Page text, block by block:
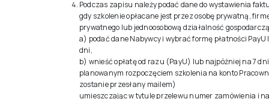
Podczas zapisu należy podać dane do wystawienia
gdy szkolenie opłacane jest przez osobę prywatną,
prywatnego lub jednoosobową działalność
a) podać dane Nabywcy i wybrać formę płatności PayU
dni,
b) wnieść opłatę od razu (PayU) lub najpóźniej na 7
planowanym rozpoczęciem szkolenia na konto
zostanie przesłany mailem)
umieszczając w tytule przelewu numer zamówienia i